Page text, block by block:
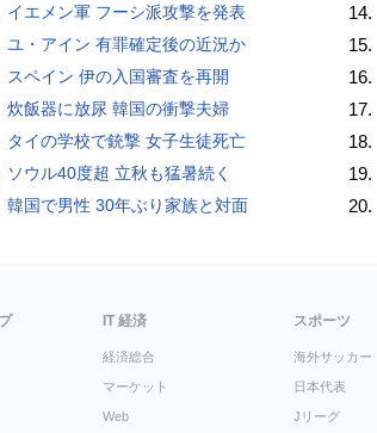
イエメン軍 フーシ派攻撃を発表
ユ・アイン 有罪確定後の近況か
スペイン 伊の入国審査を再開
炊飯器に放尿 韓国の衝撃夫婦
タイの学校で銃撃 女子生徒死亡
ソウル40度超 立秋も猛暑続く
韓国で男性 30年ぶり家族と対面
14.
15.
16.
17.
18.
19.
20.
IT 経済
経済総合
マーケット
Web
スポーツ
海外サッカー
日本代表
Jリーグ